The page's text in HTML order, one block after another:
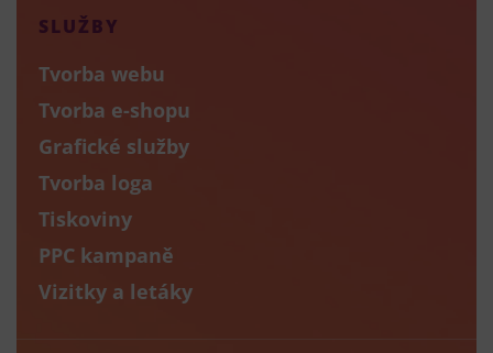
SLUŽBY
Tvorba webu
Tvorba e-shopu
Grafické služby
Tvorba loga
Tiskoviny
PPC kampaně
Vizitky a letáky